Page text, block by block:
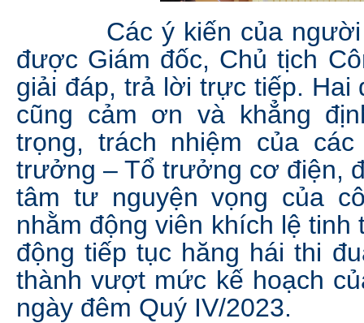
Các ý kiến của người
được Giám đốc, Chủ tịch
giải đáp, trả lời trực tiếp. Hai
cũng cảm ơn và khẳng
trọng, trách nhiệm của
trưởng – Tổ trưởng cơ điện,
tâm tư nguyện vọng của
nhằm động viên khích lệ
động tiếp tục hăng hái thi
thành vượt mức kế hoạch
ngày đêm Quý IV/2023.